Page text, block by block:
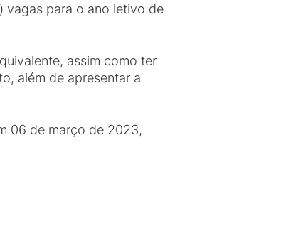
vagas para o ano letivo de
assim como ter
além de apresentar a
06 de março de 2023,